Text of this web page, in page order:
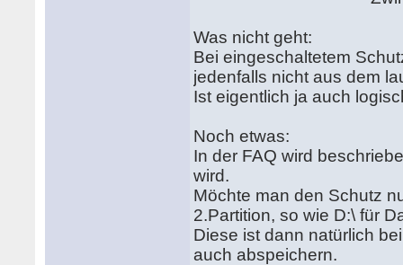
Was nicht geht:
Bei eingeschaltetem
jedenfalls nicht aus dem
Ist eigentlich ja auch
Noch etwas:
In der FAQ wird
wird.
Möchte man den Schutz
2.Partition, so wie D:\ für
Diese ist dann natürlich
auch abspeichern.